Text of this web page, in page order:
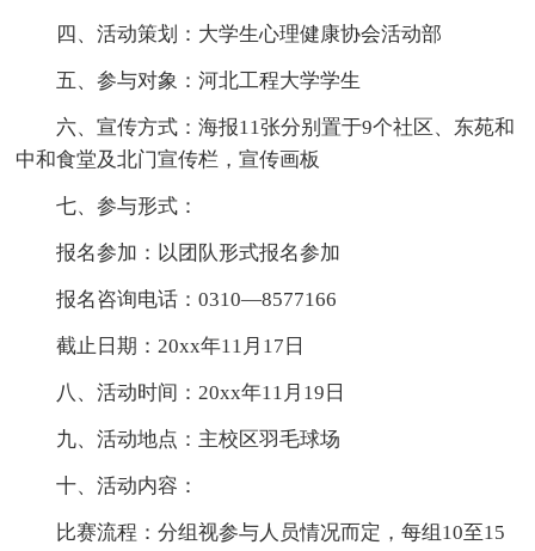
四、活动策划：大学生心理健康协会活动部
五、参与对象：河北工程大学学生
六、宣传方式：海报11张分别置于9个社区、东苑和
中和食堂及北门宣传栏，宣传画板
七、参与形式：
报名参加：以团队形式报名参加
报名咨询电话：0310—8577166
截止日期：20xx年11月17日
八、活动时间：20xx年11月19日
九、活动地点：主校区羽毛球场
十、活动内容：
比赛流程：分组视参与人员情况而定，每组10至15